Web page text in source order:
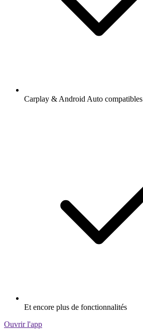
Carplay & Android Auto compatibles
Et encore plus de fonctionnalités
Ouvrir l'app